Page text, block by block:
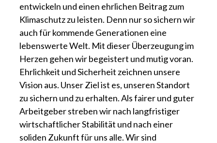
entwickeln und einen ehrlichen Beitrag zum
Klimaschutz zu leisten. Denn nur so sichern wir
auch für kommende Generationen eine
lebenswerte Welt. Mit dieser Überzeugung im
Herzen gehen wir begeistert und mutig voran.
Ehrlichkeit und Sicherheit zeichnen unsere
Vision aus. Unser Ziel ist es, unseren Standort
zu sichern und zu erhalten. Als fairer und guter
Arbeitgeber streben wir nach langfristiger
wirtschaftlicher Stabilität und nach einer
soliden Zukunft für uns alle. Wir sind